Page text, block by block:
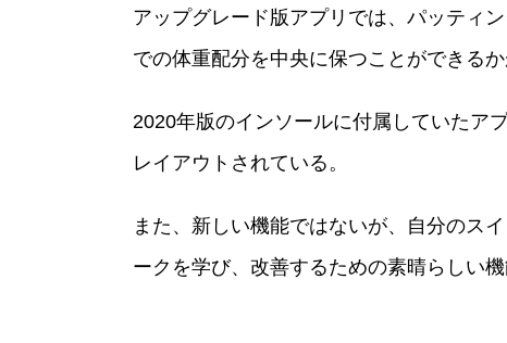
アップグレード版アプリでは、パッティ
での体重配分を中央に保つことができる
2020年版のインソールに付属していたア
レイアウトされている。
また、新しい機能ではないが、自分のス
ークを学び、改善するための素晴らしい機